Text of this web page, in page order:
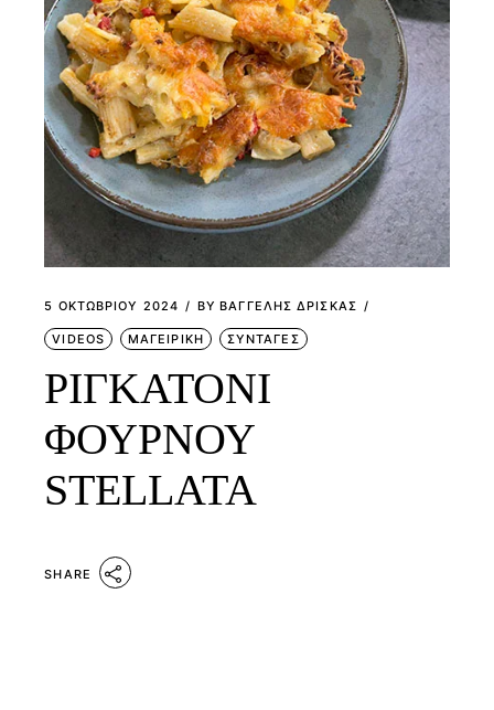
5 ΟΚΤΩΒΡΊΟΥ 2024 BY ΒΑΓΓΕΛΗΣ ΔΡΙΣΚΑΣ
VIDEOS ΜΑΓΕΙΡΙΚΗ ΣΥΝΤΑΓΕΣ
ΡΙΓΚΑΤΟΝΙ
ΦΟΥΡΝΟΥ
STELLATA
SHARE